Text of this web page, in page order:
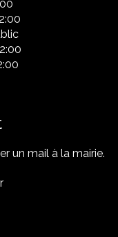
un mail à la mairie.